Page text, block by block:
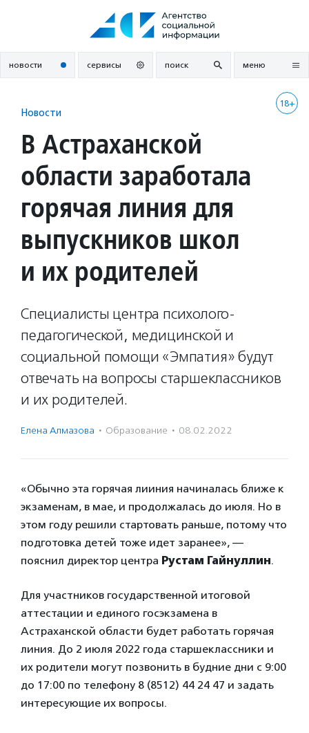
новости сервисы поиск меню
18+
Новости
В Астраханской
области заработала
горячая линия для
выпускников школ
и их родителей
Специалисты центра психолого-
педагогической, медицинской и
социальной помощи «Эмпатия» будут
отвечать на вопросы старшеклассников
и их родителей.
Елена Алмазова · Образование · 08.02.2022
«Обычно эта горячая лииния начиналась ближе к
экзаменам, в мае, и продолжалась до июля. Но в
этом году решили стартовать раньше, потому что
подготовка детей тоже идет заранее», —
пояснил директор центра Рустам Гайнуллин.
Для участников государственной итоговой
аттестации и единого госэкзамена в
Астраханской области будет работать горячая
линия. До 2 июля 2022 года старшеклассники и
их родители могут позвонить в будние дни с 9:00
до 17:00 по телефону 8 (8512) 44 24 47 и задать
интересующие их вопросы.